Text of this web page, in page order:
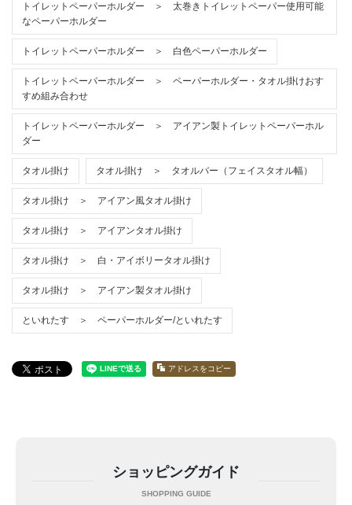
トイレットペーパーホルダー ＞ 太巻きトイレットペーパー使用可能
なペーパーホルダー
トイレットペーパーホルダー ＞ 白色ペーパーホルダー
トイレットペーパーホルダー ＞ ペーパーホルダー・タオル掛けおす
すめ組み合わせ
トイレットペーパーホルダー ＞ アイアン製トイレットペーパーホル
ダー
タオル掛け タオル掛け ＞ タオルバー（フェイスタオル幅）
タオル掛け ＞ アイアン風タオル掛け
タオル掛け ＞ アイアンタオル掛け
タオル掛け ＞ 白・アイボリータオル掛け
タオル掛け ＞ アイアン製タオル掛け
といれたす ＞ ペーパーホルダー/といれたす
アドレスをコピー
ショッピングガイド